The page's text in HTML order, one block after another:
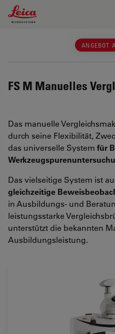
Leica Microsystems Logo
ANGEBOT
FS M Manuelles
Das manuelle
durch seine Flexibilität,
das universelle System für
Das vielseitige System ist
gleichzeitige
in Ausbildungs- und
leistungsstarke
unterstützt die bekannten
Ausbildungsleistung.